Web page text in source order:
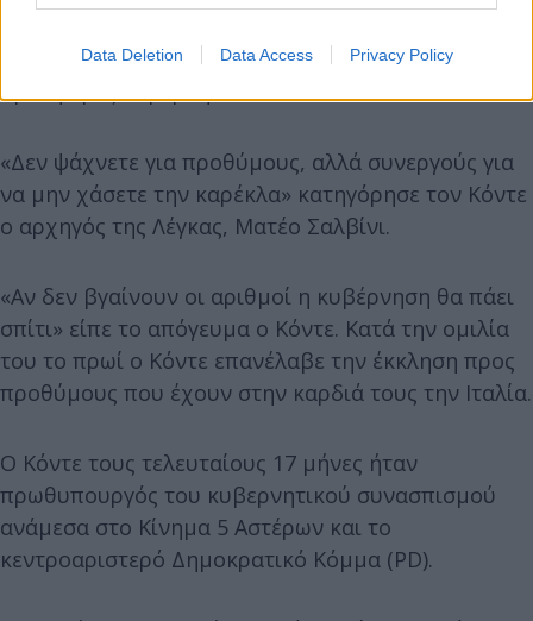
Data Deletion Data Access Privacy Policy
στο επίκεντρο της δράσης του τις ιδέες, και όχι τις
προσφορές κυβερνητικών θέσεων».
«Δεν ψάχνετε για προθύμους, αλλά συνεργούς για
να μην χάσετε την καρέκλα» κατηγόρησε τον Κόντε
ο αρχηγός της Λέγκας, Ματέο Σαλβίνι.
«Αν δεν βγαίνουν οι αριθμοί η κυβέρνηση θα πάει
σπίτι» είπε το απόγευμα ο Κόντε. Κατά την ομιλία
του το πρωί ο Κόντε επανέλαβε την έκκληση προς
προθύμους που έχουν στην καρδιά τους την Ιταλία.
Ο Κόντε τους τελευταίους 17 μήνες ήταν
πρωθυπουργός του κυβερνητικού συνασπισμού
ανάμεσα στο Κίνημα 5 Αστέρων και το
κεντροαριστερό Δημοκρατικό Κόμμα (PD).